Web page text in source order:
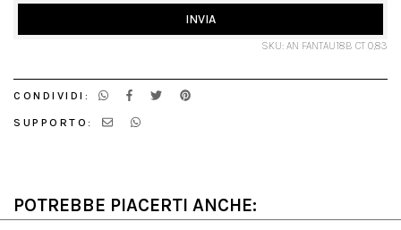
INVIA
SKU: AN FANTAU18B CT 0,83
CONDIVIDI:
SUPPORTO:
POTREBBE PIACERTI ANCHE: